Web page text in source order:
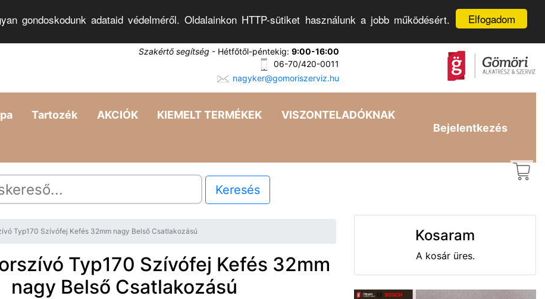
Elfogadom
gondoskodunk adataid védelméről. Oldalainkon HTTP-sütiket használunk a jobb működésért.
Szakértő segítség - Hétfőtől-péntekig: 9:00-16:00
06-70/420-0011
nagyker@gomoriszerviz.hu
Tartozék AKCIÓK KIEMELT TERMÉKEK VISZONTELADÓKNAK
Bejelentkezés
Keresés
Typ170 Szívófej Kefés 32mm nagy Belső Csatlakozású
Typ170 Szívófej Kefés 32mm
nagy Belső Csatlakozású
Kosaram
A kosár üres.